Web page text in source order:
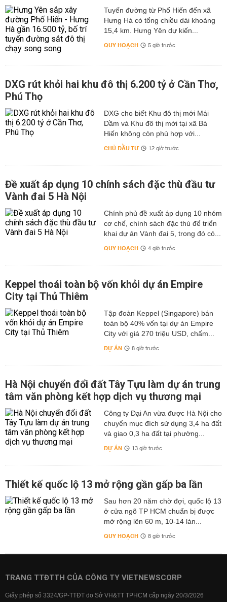
Tuyến đường từ Phố Hiến đến xã
Hưng Hà có tổng chiều dài khoảng
15,4 km. Hưng Yên dự kiến...
QUY HOẠCH 5 giờ trước
DXG rút khỏi hai khu đô thị 6.200 tỷ ở Cần Thơ,
Phú Thọ
DXG cho biết Khu đô thị mới Mái
Dầm và Khu đô thị mới tại xã Bá
Hiến không còn phù hợp với...
CHỦ ĐẦU TƯ 12 giờ trước
Đề xuất áp dụng 10 chính sách đặc thù đầu tư
Vành đai 5 Hà Nội
Chính phủ đề xuất áp dụng 10 nhóm
cơ chế, chính sách đặc thù để triển
khai dự án Vành đai 5, trong đó có...
QUY HOẠCH 4 giờ trước
Keppel thoái toàn bộ vốn khỏi dự án Empire
City tại Thủ Thiêm
Tập đoàn Keppel (Singapore) bán
toàn bộ 40% vốn tại dự án Empire
City với giá 270 triệu USD, chấm...
DỰ ÁN 8 giờ trước
Hà Nội chuyển đổi đất Tây Tựu làm dự án trung
tâm văn phòng kết hợp dịch vụ thương mại
Công ty Đại An vừa được Hà Nội cho
chuyển mục đích sử dụng 3,4 ha đất
và giao 0,3 ha đất tại phường...
DỰ ÁN 13 giờ trước
Thiết kế quốc lộ 13 mở rộng gần gấp ba lần
Sau hơn 20 năm chờ đợi, quốc lộ 13
ở cửa ngõ TP HCM chuẩn bị được
mở rộng lên 60 m, 10-14 làn...
QUY HOẠCH 8 giờ trước
TRANG TTĐTTH CỦA CÔNG TY VIETNEWSCORP
Giấy phép số 3324/GP-TTĐT do Sở VH&TT TPHCM cấp ngày 20/3/2026